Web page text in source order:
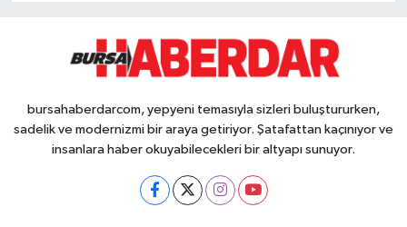
bursahaberdarcom, yepyeni temasıyla sizleri buluştururken,
sadelik ve modernizmi bir araya getiriyor. Şatafattan kaçınıyor ve
insanlara haber okuyabilecekleri bir altyapı sunuyor.